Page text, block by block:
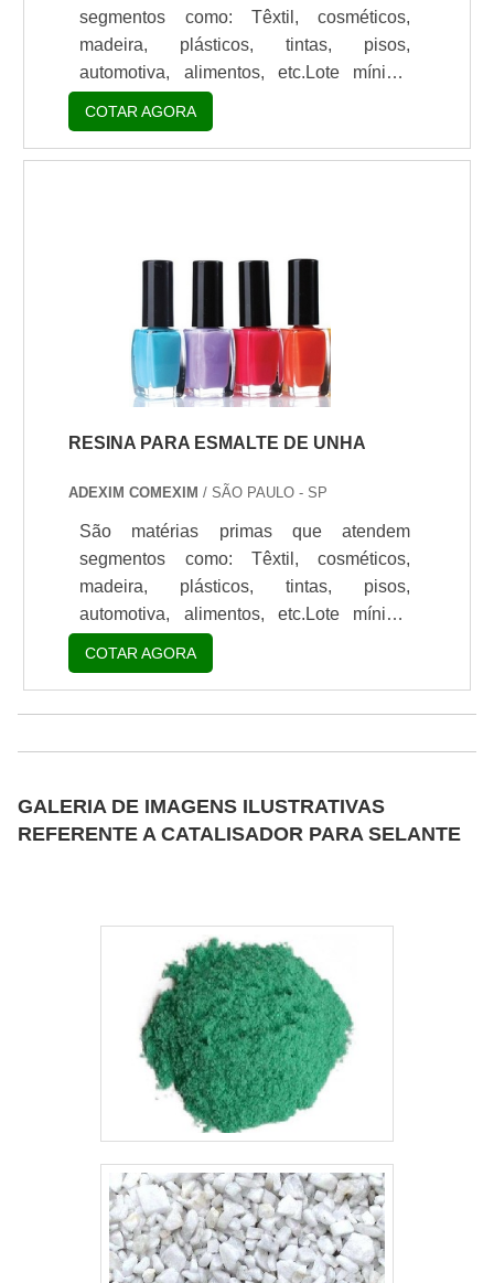
segmentos como: Têxtil, cosméticos,
madeira, plásticos, tintas, pisos,
automotiva, alimentos, etc.Lote mínimo
de: 1 embalagem - 20kgComposição e
uso do produtoO poliuretano liquido para
impermeabilizar é composto pela mistura
como isolante térmico para
locais/máquinas frias.O produto é
aplicado em grande escala nos mais
variados comércios, de diferentes
segmentos i.
COTAR AGORA
RESINA PARA ESMALTE DE UNHA
ADEXIM COMEXIM / SÃO PAULO - SP
São matérias primas que atendem
segmentos como: Têxtil, cosméticos,
madeira, plásticos, tintas, pisos,
automotiva, alimentos, etc.Lote mínimo
de: 1 embalagem - 20kgA resina para
esmalte de unha é usada, basicamente,
para compor o produto final a fim de
fixação, sem despertar no cliente qualquer
usados para a confecção deste tipo de
resina é a tosilamida, material capaz de
COTAR AGORA
GALERIA DE IMAGENS ILUSTRATIVAS
REFERENTE A CATALISADOR PARA SELANTE